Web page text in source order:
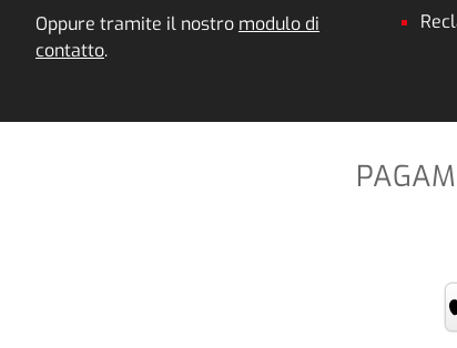
Oppure tramite il nostro modulo di
contatto.